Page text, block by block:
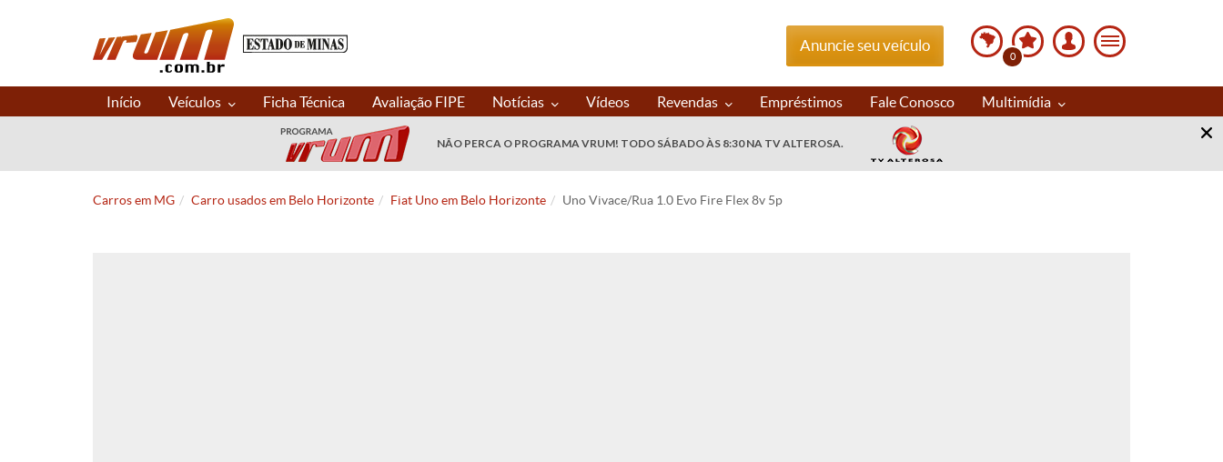
Anuncie seu veículo
0
Início Veículos Ficha Técnica Avaliação FIPE Notícias Vídeos Revendas Empréstimos Fale Conosco Multimídia
NÃO PERCA O PROGRAMA VRUM! TODO SÁBADO ÀS 8:30 NA TV ALTEROSA.
Carros em MG Carro usados em Belo Horizonte Fiat Uno em Belo Horizonte Uno Vivace/Rua 1.0 Evo Fire Flex 8v 5p